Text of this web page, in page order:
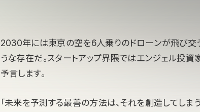
2030年には東京の空を6人乗りのドローンが飛び交う
うな存在だ――。スタートアップ界隈ではエンジェル投
予言します。
「未来を予測する最善の方法は、それを創造してしま